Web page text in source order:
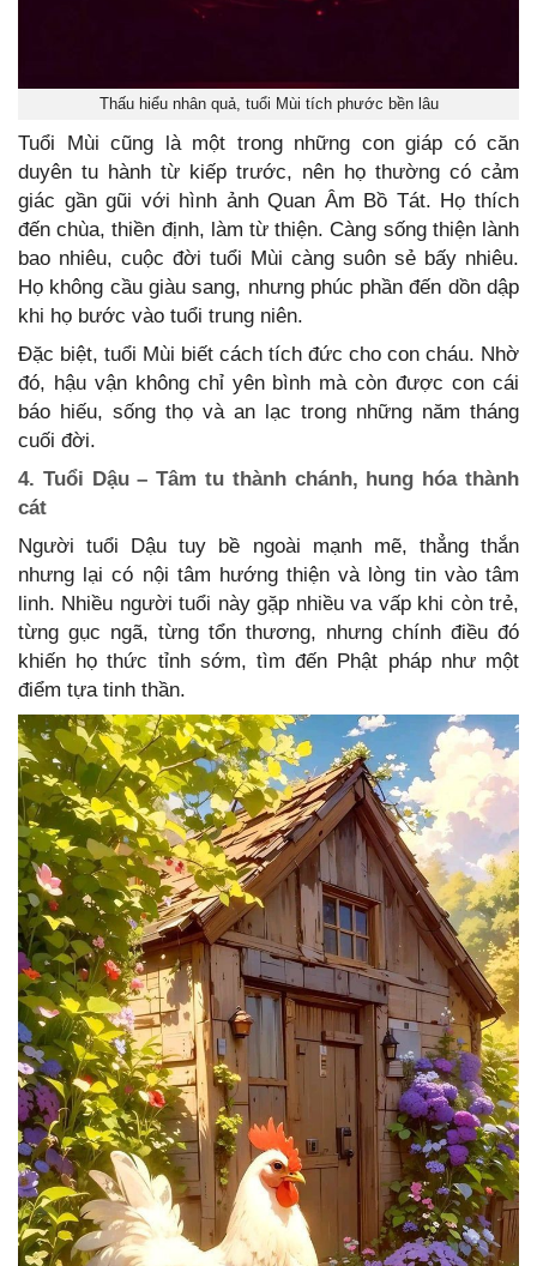
Thấu hiểu nhân quả, tuổi Mùi tích phước bền lâu
Tuổi Mùi cũng là một trong những con giáp có căn
duyên tu hành từ kiếp trước, nên họ thường có cảm
giác gần gũi với hình ảnh Quan Âm Bồ Tát. Họ thích
đến chùa, thiền định, làm từ thiện. Càng sống thiện lành
bao nhiêu, cuộc đời tuổi Mùi càng suôn sẻ bấy nhiêu.
Họ không cầu giàu sang, nhưng phúc phần đến dồn dập
khi họ bước vào tuổi trung niên.
Đặc biệt, tuổi Mùi biết cách tích đức cho con cháu. Nhờ
đó, hậu vận không chỉ yên bình mà còn được con cái
báo hiếu, sống thọ và an lạc trong những năm tháng
cuối đời.
4. Tuổi Dậu – Tâm tu thành chánh, hung hóa thành
cát
Người tuổi Dậu tuy bề ngoài mạnh mẽ, thẳng thắn
nhưng lại có nội tâm hướng thiện và lòng tin vào tâm
linh. Nhiều người tuổi này gặp nhiều va vấp khi còn trẻ,
từng gục ngã, từng tổn thương, nhưng chính điều đó
khiến họ thức tỉnh sớm, tìm đến Phật pháp như một
điểm tựa tinh thần.